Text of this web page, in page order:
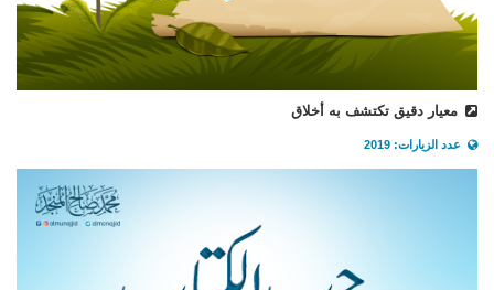
معيار دقيق تكتشف به أخلاق
عدد الزيارات: 2019